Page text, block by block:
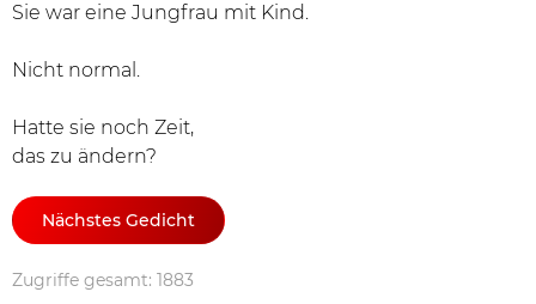
Sie war eine Jungfrau mit Kind.
Nicht normal.
Hatte sie noch Zeit,
das zu ändern?
Nächstes Gedicht
Zugriffe gesamt: 1883